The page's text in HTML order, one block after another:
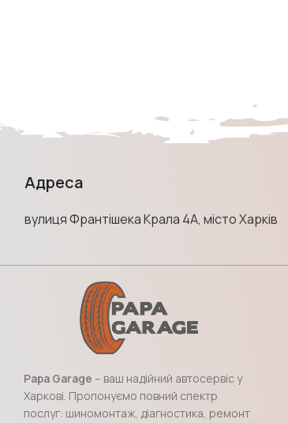
Адреса
вулиця Франтішека Крала 4А, місто Харків
Papa Garage – ваш надійний автосервіс у
Харкові. Пропонуємо повний спектр
послуг: шиномонтаж, діагностика, ремонт